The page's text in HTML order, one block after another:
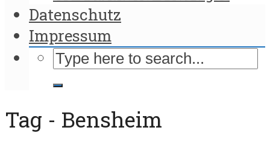
Datenschutz
Impressum
Tag - Bensheim